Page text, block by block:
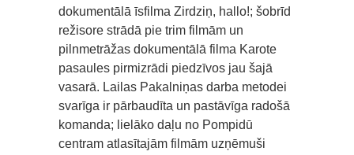
dokumentālā īsfilma Zirdziņ, hallo!; šobrīd
režisore strādā pie trim filmām un
pilnmetrāžas dokumentālā filma Karote
pasaules pirmizrādi piedzīvos jau šajā
vasarā. Lailas Pakalniņas darba metodei
svarīga ir pārbaudīta un pastāvīga radošā
komanda; lielāko daļu no Pompidū
centram atlasītajām filmām uzņēmuši